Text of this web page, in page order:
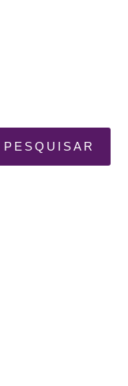
PESQUISAR